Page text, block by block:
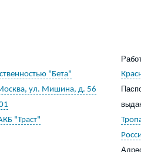
"Бета"
ул. Мишина, д. 56
"Траст"